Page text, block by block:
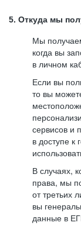
5. Откуда мы
Мы
когда вы
в личном
Если вы
то вы
сервисов и
в доступе к
В случаях,
права, мы
от третьих
вы
данные в